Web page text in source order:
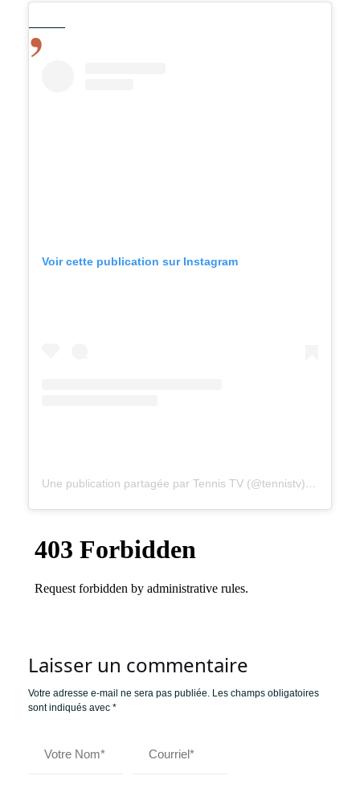
Voir cette publication sur Instagram
Une publication partagée par Tennis TV (@tennistv)
le
Laisser un commentaire
Votre adresse e-mail ne sera pas publiée. Les champs obligatoires
sont indiqués avec *